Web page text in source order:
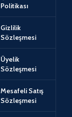
Politikası
Gizlilik
Sözleşmesi
Üyelik
Sözleşmesi
Mesafeli Satış
Sözleşmesi